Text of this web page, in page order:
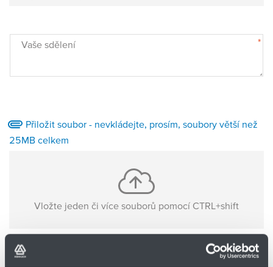
Vaše sdělení *
Přiložit soubor - nevkládejte, prosím, soubory větší než
25MB celkem
Vložte jeden či více souborů pomocí CTRL+shift
Nejsou nahrané žádné soubory